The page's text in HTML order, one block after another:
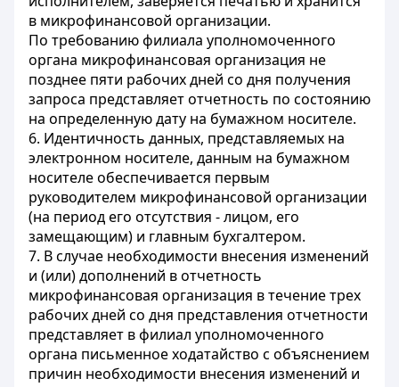
в микрофинансовой организации.
По требованию филиала уполномоченного
органа микрофинансовая организация не
позднее пяти рабочих дней со дня получения
запроса представляет отчетность по состоянию
на определенную дату на бумажном носителе.
6. Идентичность данных, представляемых на
электронном носителе, данным на бумажном
носителе обеспечивается первым
руководителем микрофинансовой организации
(на период его отсутствия - лицом, его
замещающим) и главным бухгалтером.
7. В случае необходимости внесения изменений
и (или) дополнений в отчетность
микрофинансовая организация в течение трех
рабочих дней со дня представления отчетности
представляет в филиал уполномоченного
органа письменное ходатайство с объяснением
причин необходимости внесения изменений и